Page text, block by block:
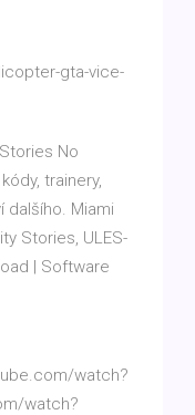
gta-vice-
No
trainery,
dalšího. Miami
Stories, ULES-
| Software
watch?
watch?